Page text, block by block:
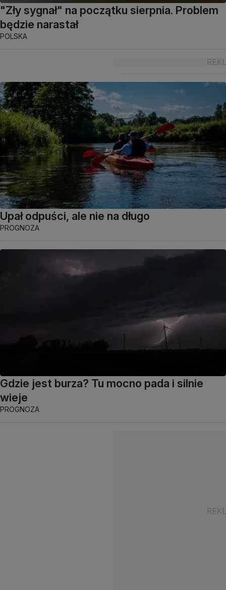
"Zły sygnał" na początku sierpnia. Problem
będzie narastał
POLSKA
Upał odpuści, ale nie na długo
PROGNOZA
Gdzie jest burza? Tu mocno pada i silnie
wieje
PROGNOZA